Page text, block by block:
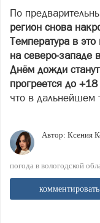
По
регион снова
Температура в
на северо-западе
Днём дожди
прогреется до +18
что в дальнейшем
Автор: Ксения
погода в вологодской
комментировать